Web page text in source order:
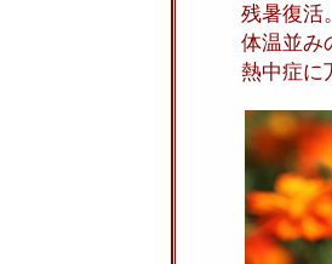
残暑復活
体温並み
熱中症に